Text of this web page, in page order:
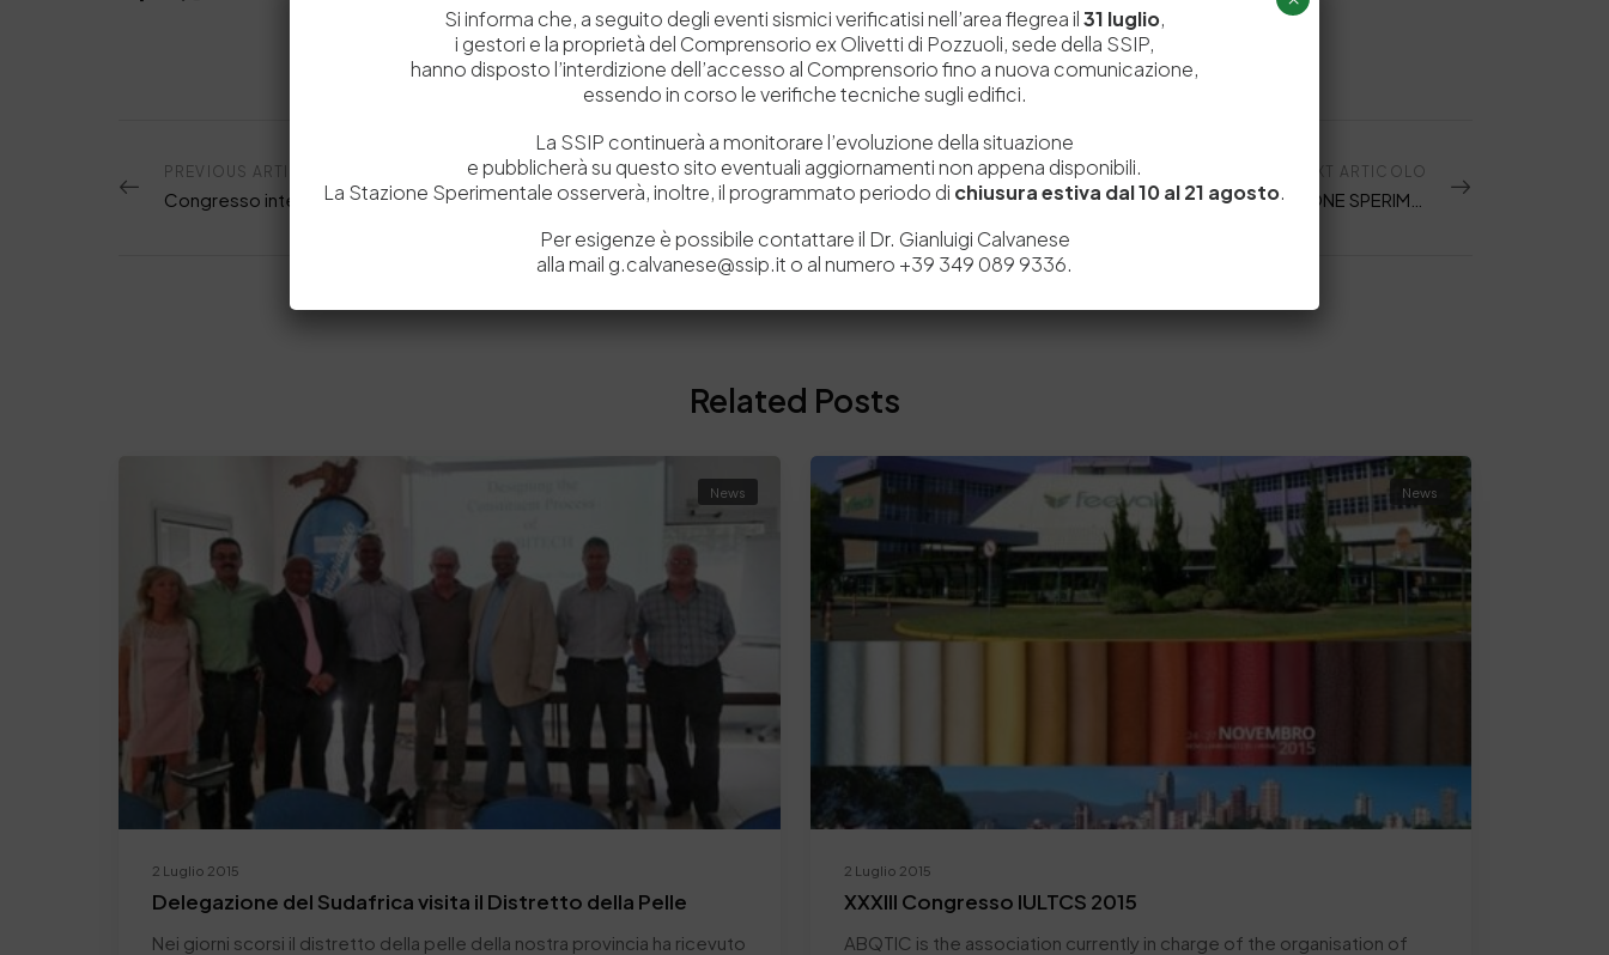
PREVIOUS ARTICOLO
Congresso internazionale IULTCS in Germania
NEXT ARTICOLO
Related Posts
2 Luglio 2015
News
Delegazione del Sudafrica visita il Distretto della Pelle
Nei giorni scorsi il distretto della pelle della nostra provincia ha ricevuto
2 Luglio 2015
News
XXXIII Congresso IULTCS 2015
ABQTIC is the association currently in charge of the organisation of
Si informa che, a seguito degli eventi sismici verificatisi nell’area flegrea il31 luglio,
i gestori e la proprietà del Comprensorio ex Olivetti di Pozzuoli, sede della SSIP,
hanno disposto l’interdizione dell’accesso al Comprensorio fino a nuova comunicazione,
essendo in corso le verifiche tecniche sugli edifici.
La SSIP continuerà a monitorare l’evoluzione della situazione
e pubblicherà su questo sito eventuali aggiornamenti non appena disponibili.
La Stazione Sperimentale osserverà, inoltre, il programmato periodo di chiusura estiva dal 10 al 21 agosto.
Per esigenze è possibile contattare il Dr. Gianluigi Calvanese
alla mail g.calvanese@ssip.it o al numero +39 349 089 9336.